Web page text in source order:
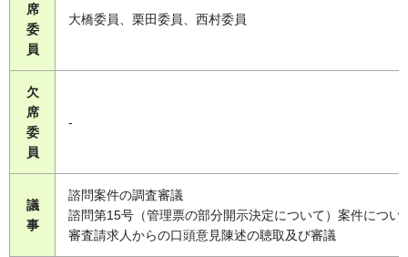
席
委
員
大橋委員、栗田委員、西村委員
欠
席
委
員
-
議
事
諮問案件の調査審議
諮問第15号（管理票の部分開示決定について）案件につい
審査請求人からの口頭意見陳述の聴取及び審議